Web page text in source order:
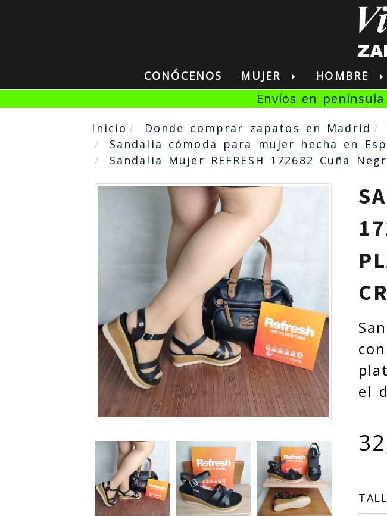
CONÓCENOS MUJER HOMBRE
Envíos en
Inicio Donde comprar zapatos en Madrid
Sandalia cómoda para mujer hecha en
Sandalia Mujer REFRESH 172682 Cuña
el